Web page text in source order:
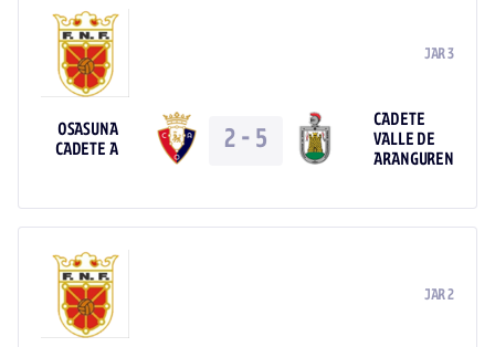
JAR 3
OSASUNA
CADETE A
2 - 5
CADETE
VALLE DE
ARANGUREN
JAR 2